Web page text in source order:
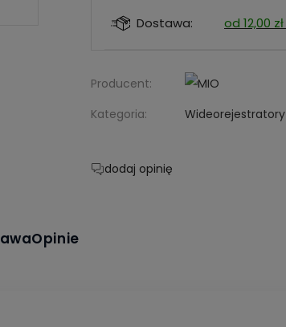
Dostawa: od 12,00 zł
Producent:
Kategoria:
Wideorejestratory
dodaj opinię
Opinie